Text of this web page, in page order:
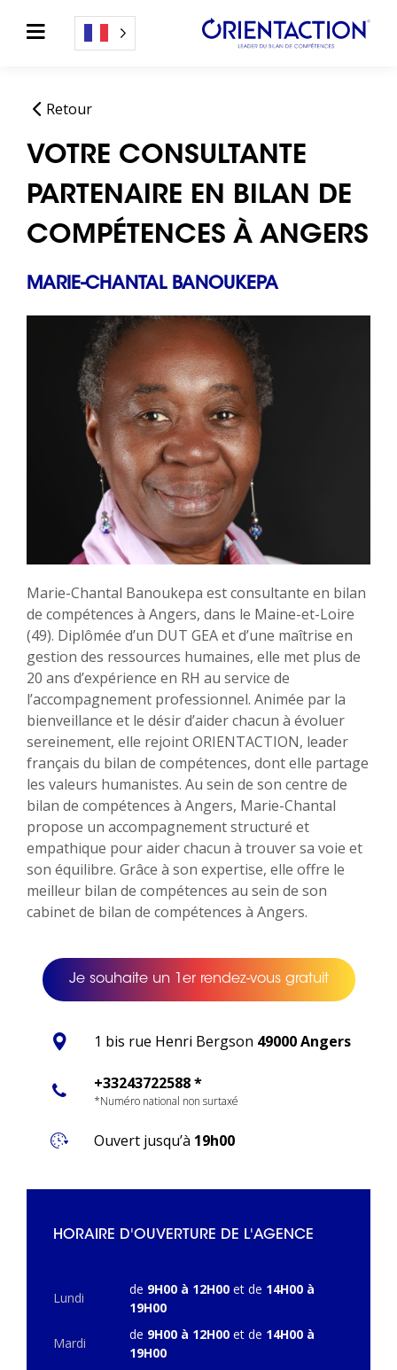
Retour
VOTRE CONSULTANTE
PARTENAIRE EN BILAN DE
COMPÉTENCES À ANGERS
MARIE-CHANTAL BANOUKEPA
Marie-Chantal Banoukepa est consultante en bilan
de compétences à Angers, dans le Maine-et-Loire
(49). Diplômée d’un DUT GEA et d’une maîtrise en
gestion des ressources humaines, elle met plus de
20 ans d’expérience en RH au service de
l’accompagnement professionnel. Animée par la
bienveillance et le désir d’aider chacun à évoluer
sereinement, elle rejoint ORIENTACTION, leader
français du bilan de compétences, dont elle partage
les valeurs humanistes. Au sein de son centre de
bilan de compétences à Angers, Marie-Chantal
propose un accompagnement structuré et
empathique pour aider chacun à trouver sa voie et
son équilibre. Grâce à son expertise, elle offre le
meilleur bilan de compétences au sein de son
cabinet de bilan de compétences à Angers.
Je souhaite un 1er rendez-vous gratuit
1 bis rue Henri Bergson 49000 Angers
+33243722588 *
*Numéro national non surtaxé
Ouvert jusqu’à 19h00
HORAIRE D'OUVERTURE DE L'AGENCE
Lundi
de 9H00 à 12H00 et de 14H00 à
19H00
Mardi
de 9H00 à 12H00 et de 14H00 à
19H00